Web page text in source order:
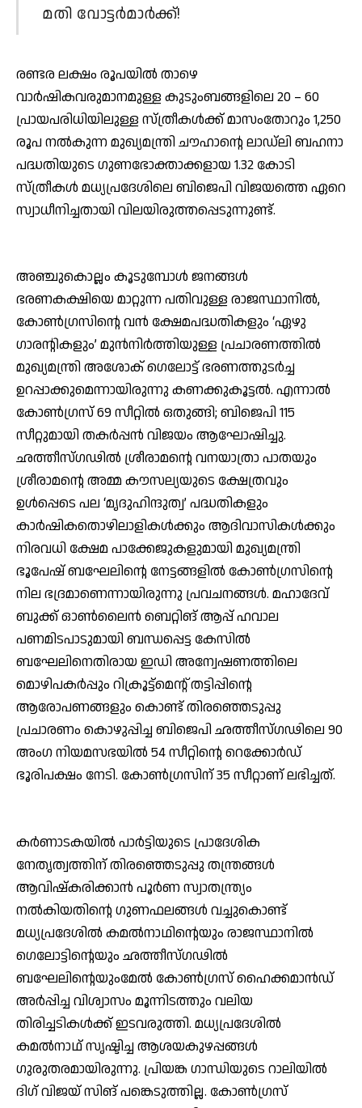
മതി വോട്ടര്‍മാര്‍ക്ക്!
രണ്ടര ലക്ഷം രൂപയില്‍ താഴെ
വാര്‍ഷികവരുമാനമുള്ള കുടുംബങ്ങളിലെ 20 – 60
പ്രായപരിധിയിലുള്ള സ്ത്രീകള്‍ക്ക് മാസംതോറും 1,250
രൂപ നല്‍കുന്ന മുഖ്യമന്ത്രി ചൗഹാന്റെ ലാഡ്‌ലി ബഹനാ
പദ്ധതിയുടെ ഗുണഭോക്താക്കളായ 1.32 കോടി
സ്ത്രീകള്‍ മധ്യപ്രദേശിലെ ബിജെപി വിജയത്തെ ഏറെ
സ്വാധീനിച്ചതായി വിലയിരുത്തപ്പെടുന്നുണ്ട്.
അഞ്ചുകൊല്ലം കൂടുമ്പോള്‍ ജനങ്ങള്‍
ഭരണകക്ഷിയെ മാറ്റുന്ന പതിവുള്ള രാജസ്ഥാനില്‍,
കോണ്‍ഗ്രസിന്റെ വന്‍ ക്ഷേമപദ്ധതികളും ‘ഏഴു
ഗാരന്റികളും’ മുന്‍നിര്‍ത്തിയുള്ള പ്രചാരണത്തില്‍
മുഖ്യമന്ത്രി അശോക് ഗെലോട്ട് ഭരണത്തുടര്‍ച്ച
ഉറപ്പാക്കുമെന്നായിരുന്നു കണക്കുകൂട്ടല്‍. എന്നാല്‍
കോണ്‍ഗ്രസ് 69 സീറ്റില്‍ ഒതുങ്ങി; ബിജെപി 115
സീറ്റുമായി തകര്‍പ്പന്‍ വിജയം ആഘോഷിച്ചു.
ഛത്തീസ്ഗഢില്‍ ശ്രീരാമന്റെ വനയാത്രാ പാതയും
ശ്രീരാമന്റെ അമ്മ കൗസല്യയുടെ ക്ഷേത്രവും
ഉള്‍പ്പെടെ പല ‘മൃദുഹിന്ദുത്വ’ പദ്ധതികളും
കാര്‍ഷികതൊഴിലാളികള്‍ക്കും ആദിവാസികള്‍ക്കും
നിരവധി ക്ഷേമ പാക്കേജുകളുമായി മുഖ്യമന്ത്രി
ഭൂപേഷ് ബഘേലിന്റെ നേട്ടങ്ങളില്‍ കോണ്‍ഗ്രസിന്റെ
നില ഭദ്രമാണെന്നായിരുന്നു പ്രവചനങ്ങള്‍. മഹാദേവ്
ബുക്ക് ഓണ്‍ലൈന്‍ ബെറ്റിങ് ആപ്പ് ഹവാല
പണമിടപാടുമായി ബന്ധപ്പെട്ട കേസില്‍
ബഘേലിനെതിരായ ഇഡി അന്വേഷണത്തിലെ
മൊഴിപകര്‍പ്പും റിക്രൂട്ട്‌മെന്റ് തട്ടിപ്പിന്റെ
ആരോപണങ്ങളും കൊണ്ട് തിരഞ്ഞെടുപ്പു
പ്രചാരണം കൊഴുപ്പിച്ച ബിജെപി ഛത്തീസ്ഗഢിലെ 90
അംഗ നിയമസഭയില്‍ 54 സീറ്റിന്റെ റെക്കോര്‍ഡ്
ഭൂരിപക്ഷം നേടി. കോണ്‍ഗ്രസിന് 35 സീറ്റാണ് ലഭിച്ചത്.
കര്‍ണാടകയില്‍ പാര്‍ട്ടിയുടെ പ്രാദേശിക
നേതൃത്വത്തിന് തിരഞ്ഞെടുപ്പു തന്ത്രങ്ങള്‍
ആവിഷ്‌കരിക്കാന്‍ പൂര്‍ണ സ്വാതന്ത്ര്യം
നല്‍കിയതിന്റെ ഗുണഫലങ്ങള്‍ വച്ചുകൊണ്ട്
മധ്യപ്രദേശില്‍ കമല്‍നാഥിന്റെയും രാജസ്ഥാനില്‍
ഗെലോട്ടിന്റെയും ഛത്തീസ്ഗഢില്‍
ബഘേലിന്റെയുംമേല്‍ കോണ്‍ഗ്രസ് ഹൈക്കമാന്‍ഡ്
അര്‍പ്പിച്ച വിശ്വാസം മൂന്നിടത്തും വലിയ
തിരിച്ചടികള്‍ക്ക് ഇടവരുത്തി. മധ്യപ്രദേശില്‍
കമല്‍നാഥ് സൃഷ്ടിച്ച ആശയകുഴപ്പങ്ങള്‍
ഗുരുതരമായിരുന്നു. പ്രിയങ്ക ഗാന്ധിയുടെ റാലിയില്‍
ദിഗ് വിജയ് സിങ് പങ്കെടുത്തില്ല. കോണ്‍ഗ്രസ്